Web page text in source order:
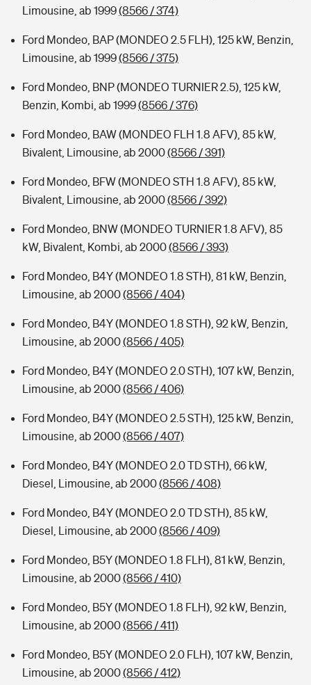
Limousine, ab 1999(8566 / 374)
Ford Mondeo, BAP (MONDEO 2.5 FLH), 125 kW, Benzin,
Limousine, ab 1999(8566 / 375)
Ford Mondeo, BNP (MONDEO TURNIER 2.5), 125 kW,
Benzin, Kombi, ab 1999(8566 / 376)
Ford Mondeo, BAW (MONDEO FLH 1.8 AFV), 85 kW,
Bivalent, Limousine, ab 2000(8566 / 391)
Ford Mondeo, BFW (MONDEO STH 1.8 AFV), 85 kW,
Bivalent, Limousine, ab 2000(8566 / 392)
Ford Mondeo, BNW (MONDEO TURNIER 1.8 AFV), 85
kW, Bivalent, Kombi, ab 2000(8566 / 393)
Ford Mondeo, B4Y (MONDEO 1.8 STH), 81 kW, Benzin,
Limousine, ab 2000(8566 / 404)
Ford Mondeo, B4Y (MONDEO 1.8 STH), 92 kW, Benzin,
Limousine, ab 2000(8566 / 405)
Ford Mondeo, B4Y (MONDEO 2.0 STH), 107 kW, Benzin,
Limousine, ab 2000(8566 / 406)
Ford Mondeo, B4Y (MONDEO 2.5 STH), 125 kW, Benzin,
Limousine, ab 2000(8566 / 407)
Ford Mondeo, B4Y (MONDEO 2.0 TD STH), 66 kW,
Diesel, Limousine, ab 2000(8566 / 408)
Ford Mondeo, B4Y (MONDEO 2.0 TD STH), 85 kW,
Diesel, Limousine, ab 2000(8566 / 409)
Ford Mondeo, B5Y (MONDEO 1.8 FLH), 81 kW, Benzin,
Limousine, ab 2000(8566 / 410)
Ford Mondeo, B5Y (MONDEO 1.8 FLH), 92 kW, Benzin,
Limousine, ab 2000(8566 / 411)
Ford Mondeo, B5Y (MONDEO 2.0 FLH), 107 kW, Benzin,
Limousine, ab 2000(8566 / 412)